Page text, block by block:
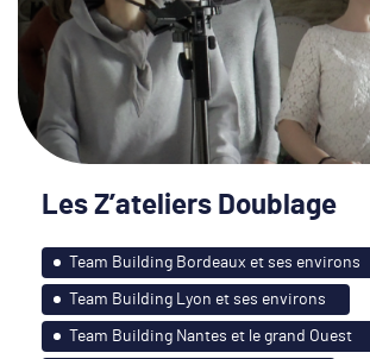
Les Z’ateliers Doublage
Team Building Bordeaux et ses environs
Team Building Lyon et ses environs
Team Building Nantes et le grand Ouest